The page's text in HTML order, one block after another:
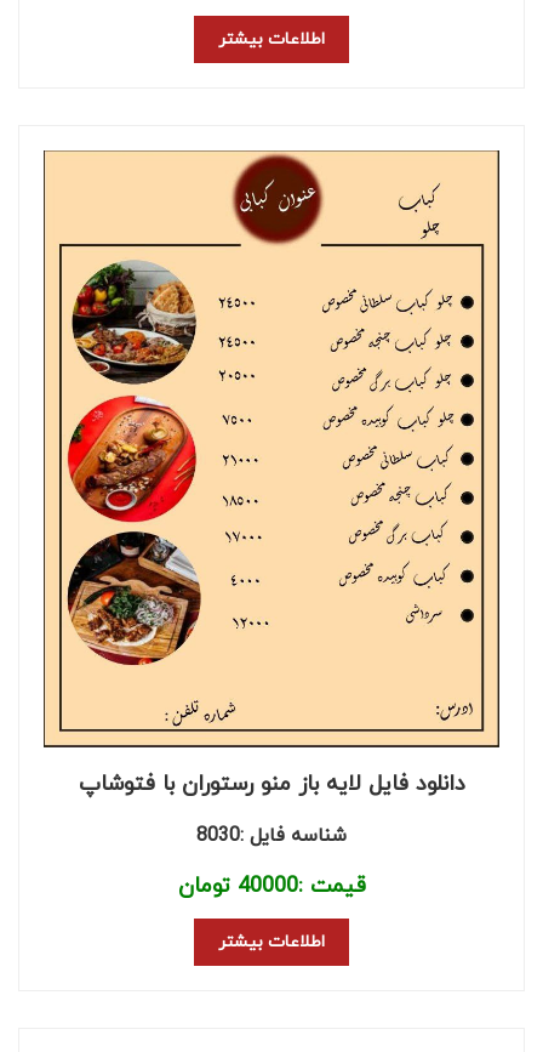
اطلاعات بیشتر
دانلود فایل لایه باز منو رستوران با فتوشاپ
شناسه فایل :8030
قیمت :40000 تومان
اطلاعات بیشتر